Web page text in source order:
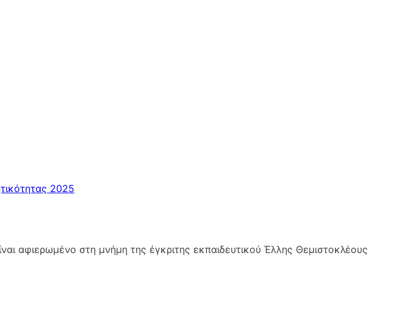
2025
αφιερωμένο στη μνήμη της έγκριτης εκπαιδευτικού Έλλης Θεμιστοκλέους